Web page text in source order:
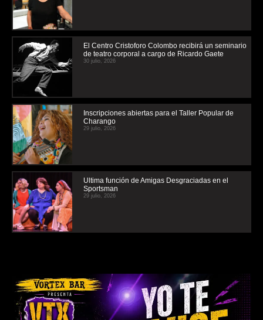
El Centro Cristoforo Colombo recibirá un seminario
de teatro corporal a cargo de Ricardo Gaete
30 julio, 2026
Inscripciones abiertas para el Taller Popular de
Charango
29 julio, 2026
Ultima función de Amigas Desgraciadas en el
Sportsman
29 julio, 2026